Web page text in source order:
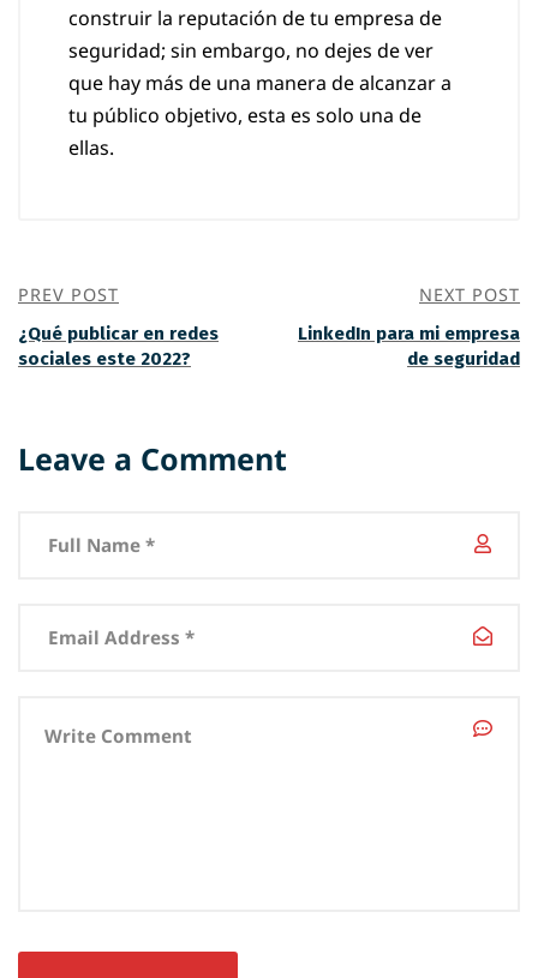
construir la reputación de tu empresa de
seguridad; sin embargo, no dejes de ver
que hay más de una manera de alcanzar a
tu público objetivo, esta es solo una de
ellas.
PREV POST
¿Qué publicar en redes
sociales este 2022?
NEXT POST
LinkedIn para mi empresa
de seguridad
Leave a Comment